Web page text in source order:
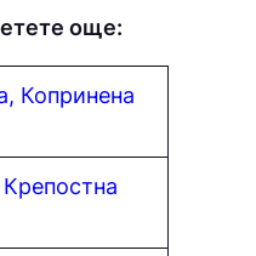
още:
Копринена